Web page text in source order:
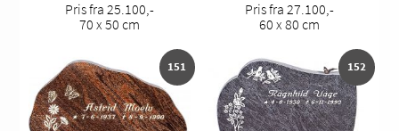
Pris fra 25.100,-
70 x 50 cm
Pris fra 27.100,-
60 x 80 cm
151 152